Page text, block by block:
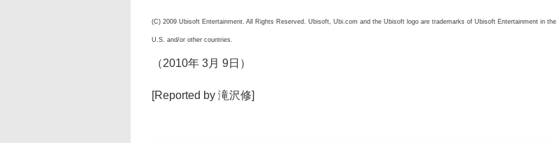
(C) 2009 Ubisoft Entertainment. All Rights Reserved. Ubisoft, Ubi.com and the Ubisoft logo are trademarks of Ubisoft Entertainment in the
U.S. and/or other countries.
（2010年 3月 9日）
[Reported by 滝沢修]